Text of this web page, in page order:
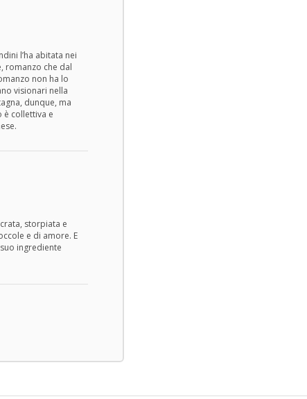
l’ha abitata nei
romanzo che dal
non ha lo
visionari nella
dunque, ma
è collettiva e
storpiata e
e di amore. E
ingrediente